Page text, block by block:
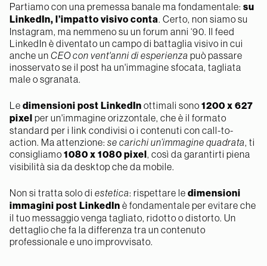
Partiamo con una premessa banale ma fondamentale: su
LinkedIn, l’impatto visivo conta . Certo, non siamo su
Instagram, ma nemmeno su un forum anni ‘90. Il feed
LinkedIn è diventato un campo di battaglia visivo in cui
anche un CEO con vent'anni di esperienza può passare
inosservato se il post ha un'immagine sfocata, tagliata
male o sgranata.
Le dimensioni post LinkedIn ottimali sono 1200 x 627
pixel per un'immagine orizzontale, che è il formato
standard per i link condivisi o i contenuti con call-to-
action. Ma attenzione: se carichi un’immagine quadrata , ti
consigliamo 1080 x 1080 pixel , così da garantirti piena
visibilità sia da desktop che da mobile.
Non si tratta solo di estetica: rispettare le dimensioni
immagini post LinkedIn è fondamentale per evitare che
il tuo messaggio venga tagliato, ridotto o distorto. Un
dettaglio che fa la differenza tra un contenuto
professionale e uno improvvisato.